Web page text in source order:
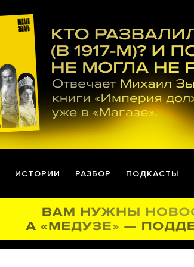
ИСТОРИИ РАЗБОР ПОДКАСТЫ